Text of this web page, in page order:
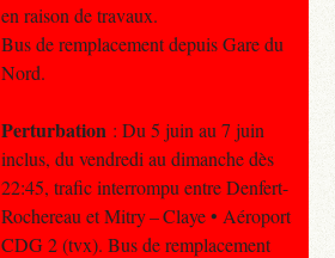
en raison de travaux.
Bus de remplacement depuis Gare du
Nord.
Perturbation : Du 5 juin au 7 juin
inclus, du vendredi au dimanche dès
22:45, trafic interrompu entre Denfert-
Rochereau et Mitry – Claye • Aéroport
CDG 2 (tvx). Bus de remplacement